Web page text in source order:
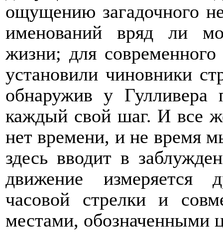
ощущению загадочного
именований вряд ли
жизни; для
установили чиновники
обнаружив у Гулливера
каждый свой шаг. И все
нет времени, и не время
здесь вводит в
движение измеряется
часовой стрелки и
местами, обозначенными